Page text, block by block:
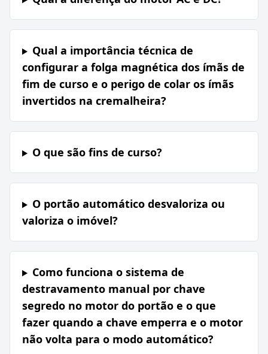
Qual a importância técnica de
configurar a folga magnética dos ímãs de
fim de curso e o perigo de colar os ímãs
invertidos na cremalheira?
O que são fins de curso?
O portão automático desvaloriza ou
valoriza o imóvel?
Como funciona o sistema de
destravamento manual por chave
segredo no motor do portão e o que
fazer quando a chave emperra e o motor
não volta para o modo automático?